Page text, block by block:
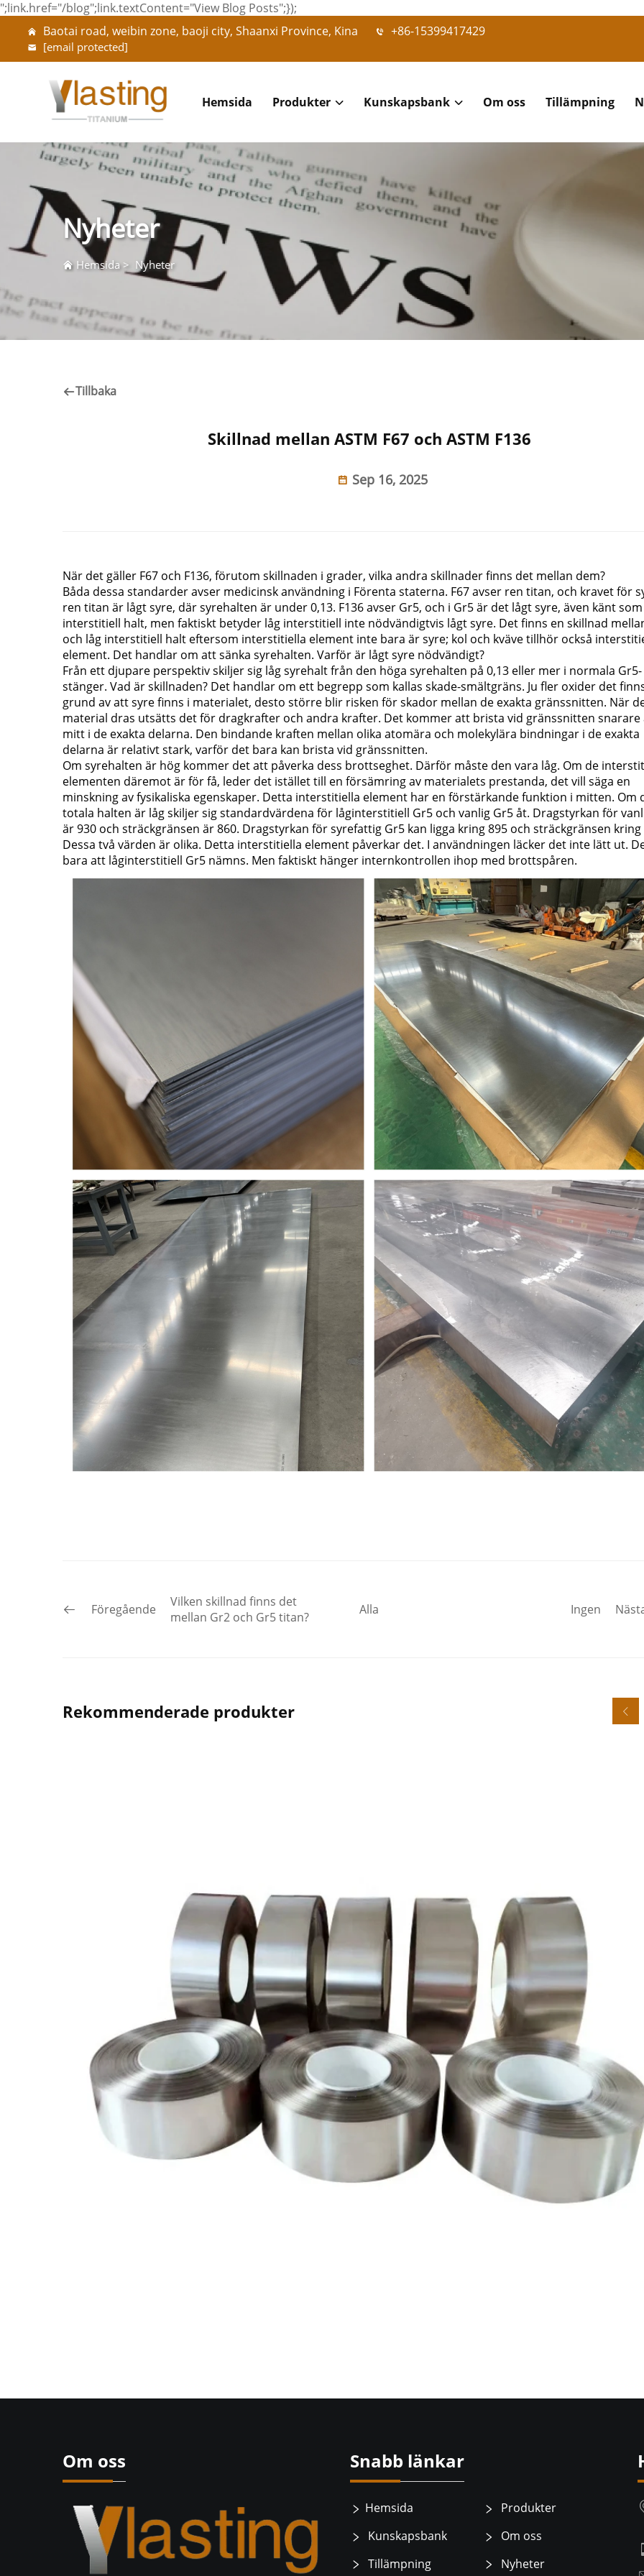
";link.href="/blog";link.textContent="View Blog Posts";});
Baotai road, weibin zone, baoji city, Shaanxi Province, Kina
+86-15399417429
[email protected]
Hemsida Produkter Kunskapsbank Om oss Tillämpning
Nyheter
Hemsida> Nyheter
Tillbaka
Skillnad mellan ASTM F67 och ASTM F136
Sep 16, 2025
När det gäller F67 och F136, förutom skillnaden i grader, vilka andra skillnader finns det mellan dem?
Båda dessa standarder avser medicinsk användning i Förenta staterna. F67 avser ren titan, och kravet för
ren titan är lågt syre, där syrehalten är under 0,13. F136 avser Gr5, och i Gr5 är det lågt syre, även känt
interstitiell halt, men faktiskt betyder låg interstitiell inte nödvändigtvis lågt syre. Det finns en skillnad
och låg interstitiell halt eftersom interstitiella element inte bara är syre; kol och kväve tillhör också
element. Det handlar om att sänka syrehalten. Varför är lågt syre nödvändigt?
Från ett djupare perspektiv skiljer sig låg syrehalt från den höga syrehalten på 0,13 eller mer i normala Gr5-
stänger. Vad är skillnaden? Det handlar om ett begrepp som kallas skade-smältgräns. Ju fler oxider det
grund av att syre finns i materialet, desto större blir risken för skador mellan de exakta gränssnitten. När
material dras utsätts det för dragkrafter och andra krafter. Det kommer att brista vid gränssnitten snarare
mitt i de exakta delarna. Den bindande kraften mellan olika atomära och molekylära bindningar i de exakta
delarna är relativt stark, varför det bara kan brista vid gränssnitten.
Om syrehalten är hög kommer det att påverka dess brottseghet. Därför måste den vara låg. Om de
elementen däremot är för få, leder det istället till en försämring av materialets prestanda, det vill säga en
minskning av fysikaliska egenskaper. Detta interstitiella element har en förstärkande funktion i mitten. Om
totala halten är låg skiljer sig standardvärdena för låginterstitiell Gr5 och vanlig Gr5 åt. Dragstyrkan för
är 930 och sträckgränsen är 860. Dragstyrkan för syrefattig Gr5 kan ligga kring 895 och sträckgränsen kring
Dessa två värden är olika. Detta interstitiella element påverkar det. I användningen läcker det inte lätt ut.
bara att låginterstitiell Gr5 nämns. Men faktiskt hänger internkontrollen ihop med brottspåren.
Föregående
Vilken skillnad finns det
mellan Gr2 och Gr5 titan?
Alla Ingen
Rekommenderade produkter
Om oss Snabb länkar
Hemsida
Produkter
Kunskapsbank
Om oss
Tillämpning
Nyheter